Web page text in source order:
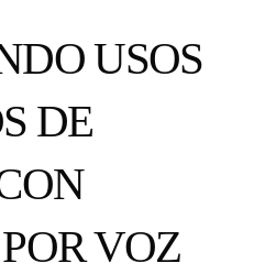
USOS
DE
VOZ